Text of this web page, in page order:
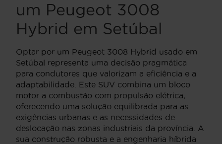
um Peugeot 3008
Hybrid em Setúbal
Optar por um Peugeot 3008 Hybrid usado em
Setúbal representa uma decisão pragmática
para condutores que valorizam a eficiência e a
adaptabilidade. Este SUV combina um bloco
motor a combustão com propulsão elétrica,
oferecendo uma solução equilibrada para as
exigências urbanas e as necessidades de
deslocação nas zonas industriais da província. A
sua construção robusta e a engenharia híbrida